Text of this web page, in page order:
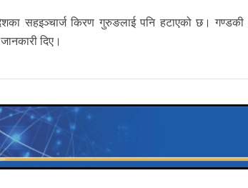
सहइञ्चार्ज किरण गुरुङलाई पनि हटाएको छ। गण्डकी
दिए।